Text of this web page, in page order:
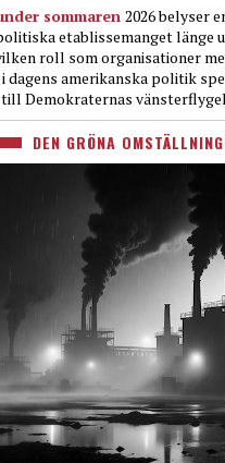
sommaren 2026 belyser
etablissemanget länge
roll som organisationer
dagens amerikanska politik
Demokraternas
DEN GRÖNA